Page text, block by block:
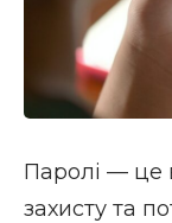
Паролі — це
захисту та